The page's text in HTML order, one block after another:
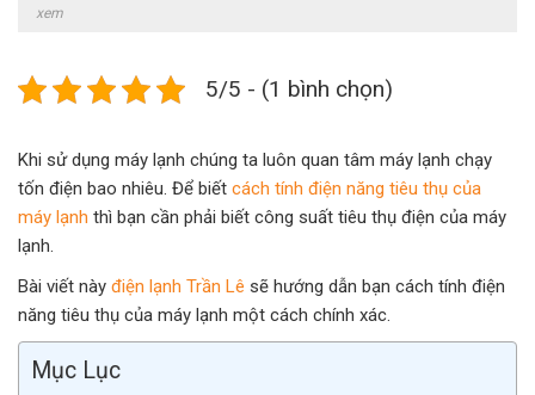
xem
5/5 - (1 bình chọn)
Khi sử dụng máy lạnh chúng ta luôn quan tâm máy lạnh chạy
tốn điện bao nhiêu. Để biết cách tính điện năng tiêu thụ của
máy lạnh thì bạn cần phải biết công suất tiêu thụ điện của máy
lạnh.
Bài viết này điện lạnh Trần Lê sẽ hướng dẫn bạn cách tính điện
năng tiêu thụ của máy lạnh một cách chính xác.
Mục Lục